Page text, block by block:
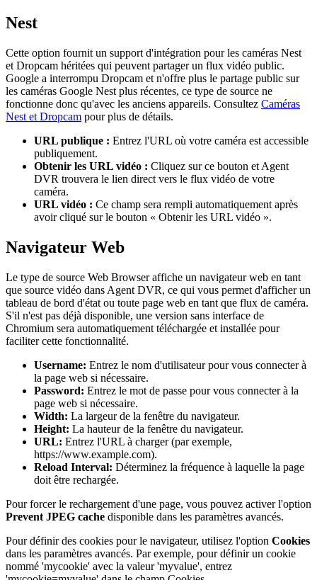
Nest
Cette option fournit un support d'intégration pour les caméras Nest
et Dropcam héritées qui peuvent partager un flux vidéo public.
Google a interrompu Dropcam et n'offre plus le partage public sur
les caméras Google Nest plus récentes, ce type de source ne
fonctionne donc qu'avec les anciens appareils. Consultez Caméras
Nest et Dropcam pour plus de détails.
URL publique : Entrez l'URL où votre caméra est accessible
publiquement.
Obtenir les URL vidéo : Cliquez sur ce bouton et Agent
DVR trouvera le lien direct vers le flux vidéo de votre
caméra.
URL vidéo : Ce champ sera rempli automatiquement après
avoir cliqué sur le bouton « Obtenir les URL vidéo ».
Navigateur Web
Le type de source Web Browser affiche un navigateur web en tant
que source vidéo dans Agent DVR, ce qui vous permet d'afficher un
tableau de bord d'état ou toute page web en tant que flux de caméra.
S'il n'est pas déjà disponible, une version sans interface de
Chromium sera automatiquement téléchargée et installée pour
faciliter cette fonctionnalité.
Username: Entrez le nom d'utilisateur pour vous connecter à
la page web si nécessaire.
Password: Entrez le mot de passe pour vous connecter à la
page web si nécessaire.
Width: La largeur de la fenêtre du navigateur.
Height: La hauteur de la fenêtre du navigateur.
URL: Entrez l'URL à charger (par exemple,
https://www.example.com).
Reload Interval: Déterminez la fréquence à laquelle la page
doit être rechargée.
Pour forcer le rechargement d'une page, vous pouvez activer l'option
Prevent JPEG cache disponible dans les paramètres avancés.
Pour définir des cookies pour le navigateur, utilisez l'option Cookies
dans les paramètres avancés. Par exemple, pour définir un cookie
nommé 'mycookie' avec la valeur 'myvalue', entrez